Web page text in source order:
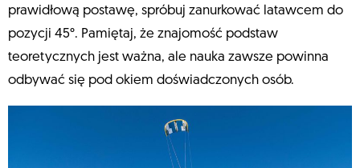
prawidłową postawę, spróbuj zanurkować latawcem do
pozycji 45°. Pamiętaj, że znajomość podstaw
teoretycznych jest ważna, ale nauka zawsze powinna
odbywać się pod okiem doświadczonych osób.